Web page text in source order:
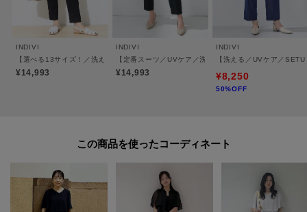
-・-・-・-・-・-・-・-・-・-・-・-・-・-・-・-・-・-・-・-・-・-
■気になるアイテムは『お気に入り登録』がおすすめです！■
お得な情報をGETできます！！
POINT.1
INDIVI
【選べる13サイズ！／洗える】ウエストゴムタックテーパード褒められパンツ
¥14,993
INDIVI
【定番スーツ／UVケア／洗える】ウール調タックテーパ
¥14,993
INDIVI
【洗える／UVケア／
¥8,250
50%OFF
この商品を使った